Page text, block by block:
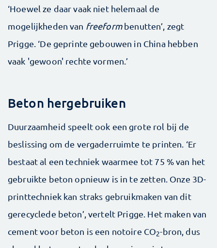
‘Hoewel ze daar vaak niet helemaal de
mogelijkheden van freeformbenutten’, zegt
Prigge. ‘De geprinte gebouwen in China hebben
vaak 'gewoon' rechte vormen.’
Beton hergebruiken
Duurzaamheid speelt ook een grote rol bij de
beslissing om de vergaderruimte te printen. ‘Er
bestaat al een techniek waarmee tot 75 % van het
gebruikte beton opnieuw is in te zetten. Onze 3D-
printtechniek kan straks gebruikmaken van dit
gerecyclede beton’, vertelt Prigge. Het maken van
cement voor beton is een notoire CO2-bron, dus